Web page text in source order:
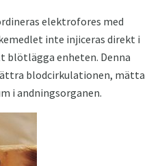
elektrofores med
inte injiceras direkt i
blötlägga enheten. Denna
blodcirkulationen, mätta
i andningsorganen.